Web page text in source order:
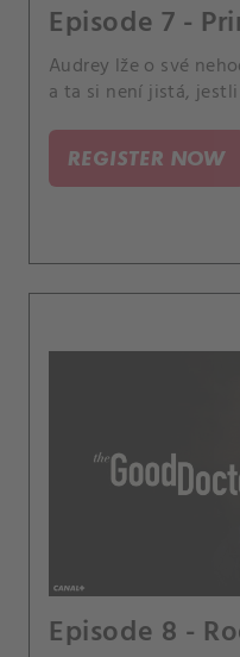
Episode 7 -
Audrey lže o své
a ta si není jistá,
REGISTER NOW
Episode 8 -